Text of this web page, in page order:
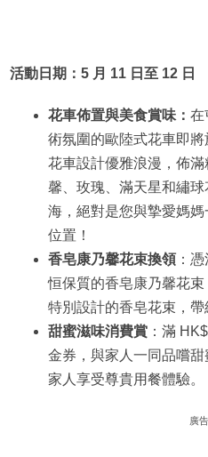
活動日期：5 月 11 日至 12 日
花車佈置與美食賞味： 在
術氛圍的歐陸式花車即
花車設計優雅浪漫，佈
馨、玫瑰、滿天星和繡
海，絕對是您與摯愛媽
位置！
香皂康乃馨花束換領：憑
恒保質的香皂康乃馨花束
特別設計的香皂花束，帶
甜蜜滋味消費賞：滿
金券，與家人一同品嚐
家人享受尊貴用餐體驗。
廣告